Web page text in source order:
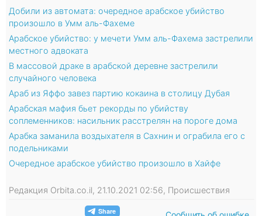
Добили из автомата: очередное арабское убийство
произошло в Умм аль-Фахеме
Арабское убийство: у мечети Умм аль-Фахема застрелили
местного адвоката
В массовой драке в арабской деревне застрелили
случайного человека
Араб из Яффо завез партию кокаина в столицу Дубая
Арабская мафия бьет рекорды по убийству
соплеменников: насильник расстрелян на пороге дома
Арабка заманила воздыхателя в Сахнин и ограбила его с
подельниками
Очередное арабское убийство произошло в Хайфе
Редакция Orbita.co.il, 21.10.2021 02:56, Происшествия